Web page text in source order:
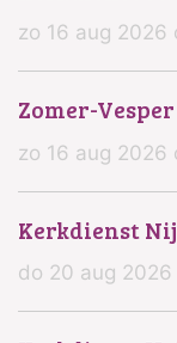
zo 16 aug 2026
Zomer-
zo 16 aug 2026
Kerkdienst
do 20 aug 2026